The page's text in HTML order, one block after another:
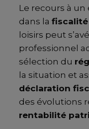
Le recours à
dans la fiscalité
loisirs peut
professionnel
sélection du
la situation et
déclaration
des évolutions
rentabilité